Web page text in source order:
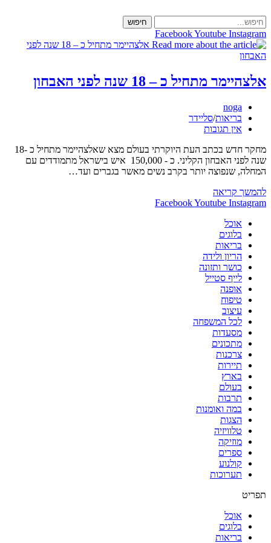
to
content
חיפוש
FacebookYoutube Instagram
אלצהיימר מתחיל כ – 18 שנה לפני האבחון
מחבר:
noga
קטגוריה:
בריאות/סליידר
תגובות:
אין תגובות
מחקר חדש בכתב העת היוקרתי בעולם מצא שאלצהיימר מתחיל כ -18
שנה לפני האבחון הקליני. כ - 150,000 איש בישראל מתמודדים עם
המחלה, שנפוצה יותר בקרב נשים מאשר בגברים ועד…
להמשך קריאהאלצהיימר
מתחיל
לפני
האבחון
FacebookYoutube Instagram
אוכל
בלוגים
בריאות
הריון ולידה
כושר ותזונה
לייף סטייל
אופנה
טיפוח
עיצוב
לכל המשפחה
מסעדות
מתכונים
צרכנות
תיירות
בארץ
בעולם
תרבות
במה ואומנות
הצגות
טלוויזיה
מוזיקה
ספרים
קולנוע
תערוכות
תפריט
אוכל
בלוגים
בריאות